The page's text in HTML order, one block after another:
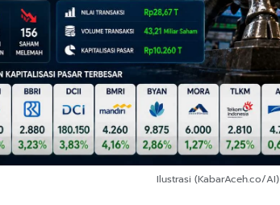
Ilustrasi (KabarAceh.co/AI)